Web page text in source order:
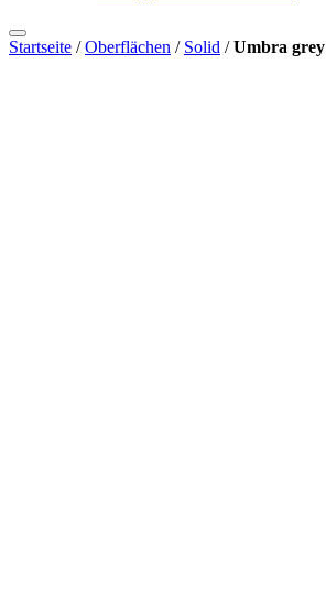
Startseite /Oberflächen / Solid /Umbra grey